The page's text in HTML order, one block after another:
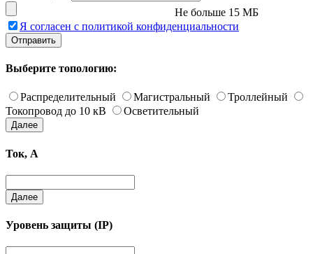
Не больше 15 МБ
Я согласен с политикой конфиденциальности
Отправить
Выберите топологию:
Распределительный Магистральный
Троллейный
Токопровод до 10 кВ
Осветительный
Далее
Ток, А
Далее
Уровень защиты (IP)